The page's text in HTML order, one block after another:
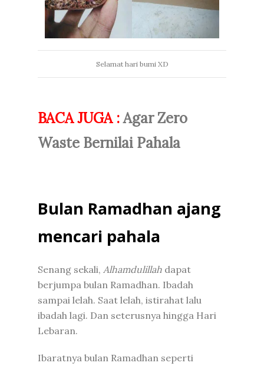
Selamat hari bumi XD
BACA JUGA :Agar Zero
Waste Bernilai Pahala
Bulan Ramadhan ajang
mencari pahala
Senang sekali, Alhamdulillah dapat
berjumpa bulan Ramadhan. Ibadah
sampai lelah. Saat lelah, istirahat lalu
ibadah lagi. Dan seterusnya hingga Hari
Lebaran.
Ibaratnya bulan Ramadhan seperti